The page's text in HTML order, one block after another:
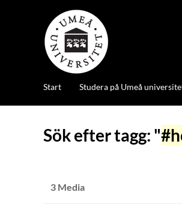
Start Studera på Umeå
Sök efter tagg: "
3 Media